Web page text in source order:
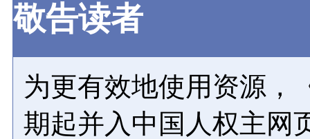
敬告读者
为更有效地使用资源，
期起并入中国人权主网